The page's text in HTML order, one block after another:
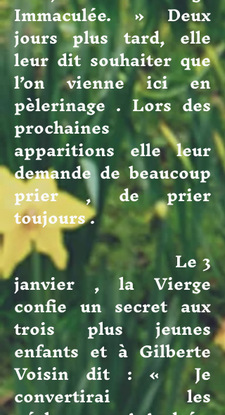
Immaculée. » Deux
jours plus tard, elle
leur dit souhaiter que
l’on vienne ici en
pèlerinage . Lors des
prochaines
apparitions elle leur
demande de beaucoup
prier , de prier
toujours .
Le 3
janvier , la Vierge
confie un secret aux
trois plus jeunes
enfants et à Gilberte
Voisin dit : « Je
convertirai les